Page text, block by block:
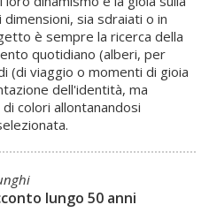
sia sdraiati o in
è sempre la ricerca della
quotidiano (alberi, per
(di viaggio o momenti di gioia
dell'identità, ma
colori allontanandosi
lungo 50 anni